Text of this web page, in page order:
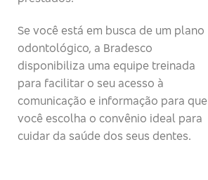
Se você está em busca de um plano
odontológico, a Bradesco
disponibiliza uma equipe treinada
para facilitar o seu acesso à
comunicação e informação para que
você escolha o convênio ideal para
cuidar da saúde dos seus dentes.